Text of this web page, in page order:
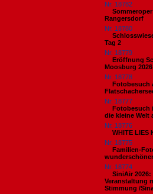
Nr. 18782
Rangersdorf
Nr. 18780
Tag 2
Nr. 18779
Eröffnung
Moosburg 2026
Nr. 18778
Fotobesuch
Nr. 18777
Fotobesuch
die kleine Welt
Nr. 18776
WHITE LIES
Nr. 18775
Familien-
Nr. 18774
SiniAir
Veranstaltung
Stimmung /